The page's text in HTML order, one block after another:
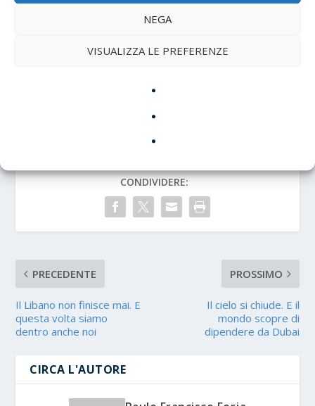
NEGA
VISUALIZZA LE PREFERENZE
cambio, un aggettivo. Da un uomo che ne ha già usati
occidentale litiga sulle basi spagnole.
CONDIVIDERE:
PRECEDENTE
Il Libano non finisce mai. E
questa volta siamo
dentro anche noi
PROSSIMO
Il cielo si chiude. E il
mondo scopre di
dipendere da Dubai
CIRCA L'AUTORE